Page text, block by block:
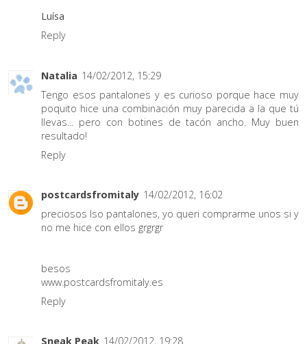
Luísa
Reply
Natalia 14/02/2012, 15:29
Tengo esos pantalones y es curioso porque hace muy
poquito hice una combinación muy parecida a la que tú
llevas... pero con botines de tacón ancho. Muy buen
resultado!
Reply
postcardsfromitaly 14/02/2012, 16:02
preciosos lso pantalones, yo queri comprarme unos si y
no me hice con ellos grgrgr
besos
www.postcardsfromitaly.es
Reply
Sneak Peak 14/02/2012, 19:28